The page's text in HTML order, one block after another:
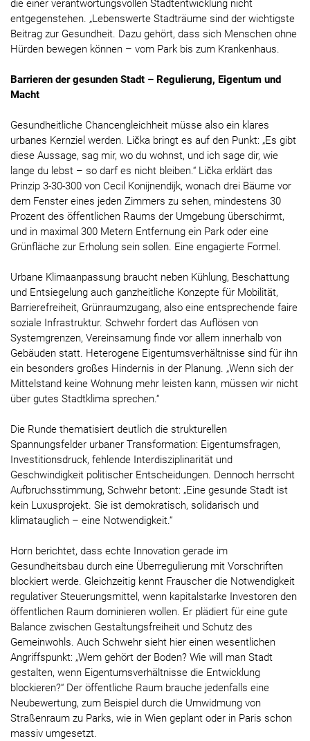
die einer verantwortungsvollen Stadtentwicklung nicht
entgegenstehen. „Lebenswerte Stadträume sind der wichtigste
Beitrag zur Gesundheit. Dazu gehört, dass sich Menschen ohne
Hürden bewegen können – vom Park bis zum Krankenhaus.
Barrieren der gesunden Stadt – Regulierung, Eigentum und
Macht
Gesundheitliche Chancengleichheit müsse also ein klares
urbanes Kernziel werden. Lička bringt es auf den Punkt: „Es gibt
diese Aussage, sag mir, wo du wohnst, und ich sage dir, wie
lange du lebst – so darf es nicht bleiben.“ Lička erklärt das
Prinzip 3-30-300 von Cecil Konijnendijk, wonach drei Bäume vor
dem Fenster eines jeden Zimmers zu sehen, mindestens 30
Prozent des öffentlichen Raums der Umgebung überschirmt,
und in maximal 300 Metern Entfernung ein Park oder eine
Grünfläche zur Erholung sein sollen. Eine engagierte Formel.
Urbane Klimaanpassung braucht neben Kühlung, Beschattung
und Entsiegelung auch ganzheitliche Konzepte für Mobilität,
Barrierefreiheit, Grünraumzugang, also eine entsprechende faire
soziale Infrastruktur. Schwehr fordert das Auflösen von
Systemgrenzen, Vereinsamung finde vor allem innerhalb von
Gebäuden statt. Heterogene Eigentumsverhältnisse sind für ihn
ein besonders großes Hindernis in der Planung. „Wenn sich der
Mittelstand keine Wohnung mehr leisten kann, müssen wir nicht
über gutes Stadtklima sprechen.“
Die Runde thematisiert deutlich die strukturellen
Spannungsfelder urbaner Transformation: Eigentumsfragen,
Investitionsdruck, fehlende Interdisziplinarität und
Geschwindigkeit politischer Entscheidungen. Dennoch herrscht
Aufbruchsstimmung, Schwehr betont: „Eine gesunde Stadt ist
kein Luxusprojekt. Sie ist demokratisch, solidarisch und
klimatauglich – eine Notwendigkeit.“
Horn berichtet, dass echte Innovation gerade im
Gesundheitsbau durch eine Überregulierung mit Vorschriften
blockiert werde. Gleichzeitig kennt Frauscher die Notwendigkeit
regulativer Steuerungsmittel, wenn kapitalstarke Investoren den
öffentlichen Raum dominieren wollen. Er plädiert für eine gute
Balance zwischen Gestaltungsfreiheit und Schutz des
Gemeinwohls. Auch Schwehr sieht hier einen wesentlichen
Angriffspunkt: „Wem gehört der Boden? Wie will man Stadt
gestalten, wenn Eigentumsverhältnisse die Entwicklung
blockieren?“ Der öffentliche Raum brauche jedenfalls eine
Neubewertung, zum Beispiel durch die Umwidmung von
Straßenraum zu Parks, wie in Wien geplant oder in Paris schon
massiv umgesetzt.